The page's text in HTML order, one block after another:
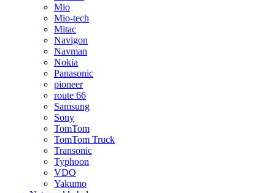
Mio
Mio-tech
Mitac
Navigon
Navman
Nokia
Panasonic
pioneer
route 66
Samsung
Sony
TomTom
TomTom Truck
Transonic
Typhoon
VDO
Yakumo